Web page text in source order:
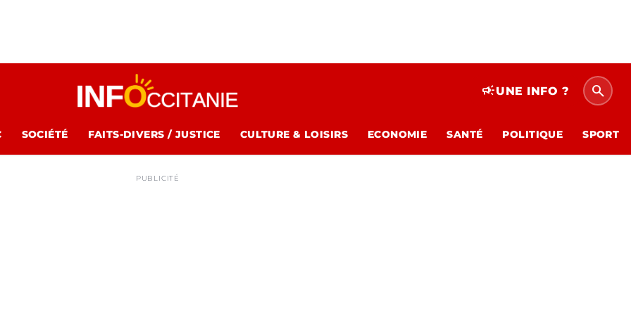
campaignUNE INFO ? search
SOCIÉTÉ FAITS-DIVERS / JUSTICE CULTURE & LOISIRS ECONOMIE SANTÉ POLITIQUE SPORT
PUBLICITÉ